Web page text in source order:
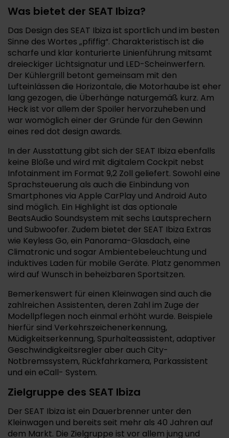
Was bietet der SEAT Ibiza?
Das Design des SEAT Ibiza ist sportlich und im besten
Sinne des Wortes „pfiffig“. Charakteristisch ist die
scharfe und klar konturierte Linienführung mitsamt
dreieckiger Lichtsignatur und LED-Scheinwerfern.
Der Kühlergrill betont gemeinsam mit den
Lufteinlässen die Horizontale, die Motorhaube ist eher
lang gezogen, die Überhänge naturgemäß kurz. Am
Heck ist vor allem der Spoiler hervorzuheben und
war womöglich einer der Gründe für den Gewinn
eines red dot design awards.
In der Ausstattung gibt sich der SEAT Ibiza ebenfalls
keine Blöße und wird mit digitalem Cockpit nebst
Infotainment im Format 9,2 Zoll geliefert. Sowohl eine
Sprachsteuerung als auch die Einbindung von
Smartphones via Apple CarPlay und Android Auto
sind möglich. Ein Highlight ist das optionale
BeatsAudio Soundsystem mit sechs Lautsprechern
und Subwoofer. Zudem bietet der SEAT Ibiza Extras
wie Keyless Go, ein Panorama-Glasdach, eine
Climatronic und sogar Ambientebeleuchtung und
induktives Laden für mobile Geräte. Platz genommen
wird auf Wunsch in beheizbaren Sportsitzen.
Bemerkenswert für einen Kleinwagen sind auch die
zahlreichen Assistenten, deren Zahl im Zuge der
Modellpflegen noch einmal erhöht wurde. Beispiele
hierfür sind Verkehrszeichenerkennung,
Müdigkeitserkennung, Spurhalteassistent, adaptiver
Geschwindigkeitsregler aber auch City-
Notbremssystem, Rückfahrkamera, Parkassistent
und ein eCall- System.
Zielgruppe des SEAT Ibiza
Der SEAT Ibiza ist ein Dauerbrenner unter den
Kleinwagen und bereits seit mehr als 40 Jahren auf
dem Markt. Die Zielgruppe ist vor allem jung und